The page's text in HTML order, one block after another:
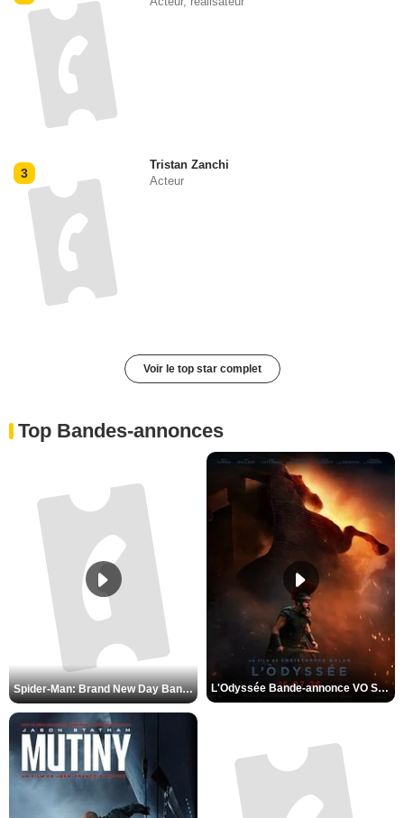
3
Tristan Zanchi
Acteur
Voir le top star complet
Top Bandes-annonces
Spider-Man: Brand New Day Bande-annonce VO STFR L'Odyssée Bande-annonce VO STFR